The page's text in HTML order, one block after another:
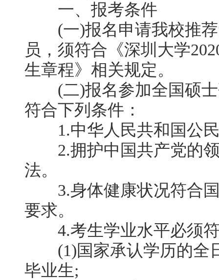
一、报考条件
(一)报名申请我校推荐
员，须符合《深圳大学
生章程》相关规定。
(二)报名参加全国硕士
符合下列条件：
1.中华人民共和国公
2.拥护中国共产党的领
法。
3.身体健康状况符合国
要求。
4.考生学业水平必须符
(1)国家承认学历的全
毕业生;